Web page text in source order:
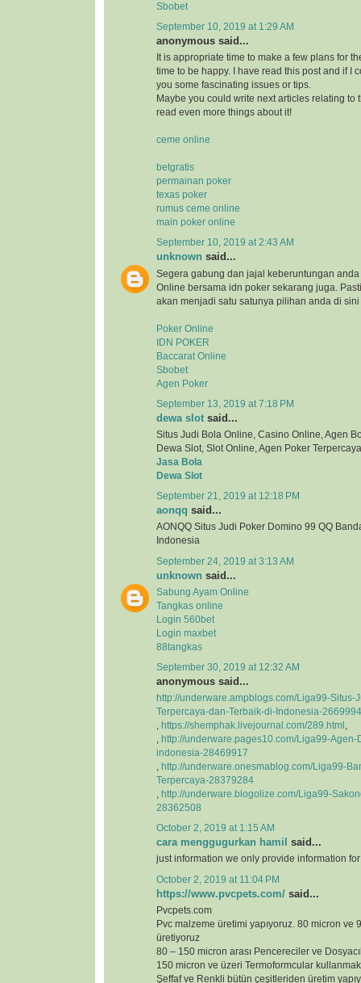
Sbobet
September 10, 2019 at 1:29 AM
anonymous said...
It is appropriate time to make a few plans for
time to be happy. I have read this post and if I
you some fascinating issues or tips.
Maybe you could write next articles relating to
read even more things about it!
ceme online
betgratis
permainan poker
texas poker
rumus ceme online
main poker online
September 10, 2019 at 2:43 AM
unknown said...
Segera gabung dan jajal keberuntungan
Online bersama idn poker sekarang juga.
akan menjadi satu satunya pilihan anda di sini
Poker Online
IDN POKER
Baccarat Online
Sbobet
Agen Poker
September 13, 2019 at 7:18 PM
dewa slot said...
Situs Judi Bola Online, Casino Online, Agen
Dewa Slot, Slot Online, Agen Poker
Jasa Bola
Dewa Slot
September 21, 2019 at 12:18 PM
aonqq said...
AONQQ Situs Judi Poker Domino 99 QQ
Indonesia
September 24, 2019 at 3:13 AM
unknown said...
Sabung Ayam Online
Tangkas online
Login 560bet
Login maxbet
88tangkas
September 30, 2019 at 12:32 AM
anonymous said...
http://underware.ampblogs.com/Liga99-Situs-
Terpercaya-dan-Terbaik-di-Indonesia-
https://shemphak.livejournal.com/289.html
http://underware.pages10.com/Liga99-
indonesia-28469917
http://underware.onesmablog.com/Liga99-
Terpercaya-28379284
http://underware.blogolize.com/Liga99-
28362508
October 2, 2019 at 1:15 AM
cara menggugurkan hamil said...
just information we only provide information
October 2, 2019 at 11:04 PM
https://www.pvcpets.com/ said...
Pvcpets.com
Pvc malzeme üretimi yapıyoruz. 80 micron ve
üretiyoruz
80 – 150 micron arası Pencereciler ve
150 micron ve üzeri Termoformcular
Şeffaf ve Renkli bütün çeşitleriden üretim